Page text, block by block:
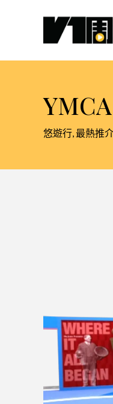
悠遊行 最熱推